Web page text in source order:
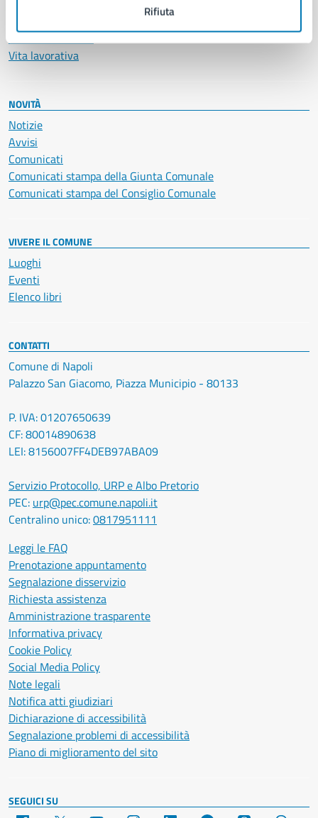
Rifiuta
Salute, benessere e assistenza
Servizi Cimiteriali
Vita lavorativa
NOVITÀ
Notizie
Avvisi
Comunicati
Comunicati stampa della Giunta Comunale
Comunicati stampa del Consiglio Comunale
VIVERE IL COMUNE
Luoghi
Eventi
Elenco libri
CONTATTI
Comune di Napoli
Palazzo San Giacomo, Piazza Municipio - 80133
P. IVA: 01207650639
CF: 80014890638
LEI: 8156007FF4DEB97ABA09
Servizio Protocollo, URP e Albo Pretorio
PEC: urp@pec.comune.napoli.it
Centralino unico:0817951111
Leggi le FAQ
Prenotazione appuntamento
Segnalazione disservizio
Richiesta assistenza
Amministrazione trasparente
Informativa privacy
Cookie Policy
Social Media Policy
Note legali
Notifica atti giudiziari
Dichiarazione di accessibilità
Segnalazione problemi di accessibilità
Piano di miglioramento del sito
SEGUICI SU